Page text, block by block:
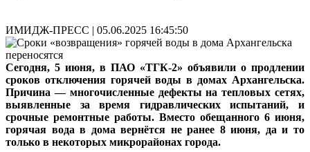
ИМИДЖ-ПРЕСС | 05.06.2025 16:45:50
Сегодня, 5 июня, в ПАО «ТГК-2» объявили о продлении
сроков отключения горячей воды в домах Архангельска.
Причина — многочисленные дефекты на тепловых сетях,
выявленные за время гидравлических испытаний, и
срочные ремонтные работы. Вместо обещанного 6 июня,
горячая вода в дома вернётся не ранее 8 июня, да и то
только в некоторых микрорайонах города.